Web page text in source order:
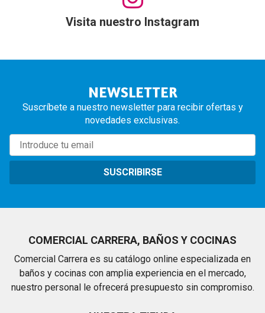
Visita nuestro Instagram
NEWSLETTER
Suscríbete a nuestro newsletter para recibir ofertas y
novedades exclusivas.
SUSCRIBIRSE
COMERCIAL CARRERA, BAÑOS Y COCINAS
Comercial Carrera es su catálogo online especializada en
baños y cocinas con amplia experiencia en el mercado,
nuestro personal le ofrecerá presupuesto sin compromiso.